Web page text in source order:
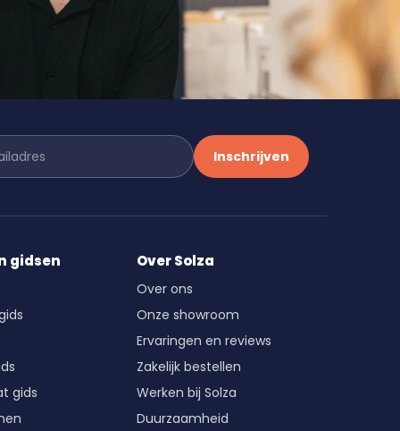
Inschrijven
gidsen
gids
Over Solza
Over ons
Onze showroom
Ervaringen en reviews
Zakelijk bestellen
Werken bij Solza
Duurzaamheid